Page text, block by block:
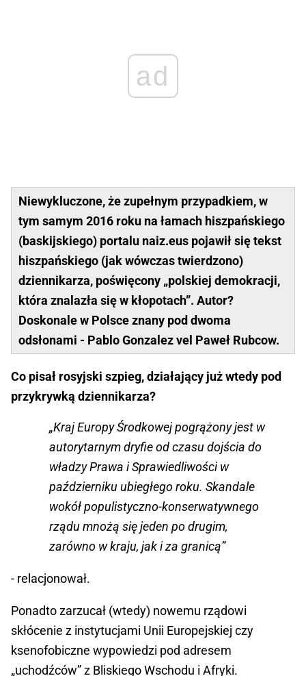
ad
Niewykluczone, że zupełnym przypadkiem, w
tym samym 2016 roku na łamach hiszpańskiego
(baskijskiego) portalu naiz.eus pojawił się tekst
hiszpańskiego (jak wówczas twierdzono)
dziennikarza, poświęcony „polskiej demokracji,
która znalazła się w kłopotach”. Autor?
Doskonale w Polsce znany pod dwoma
odsłonami - Pablo Gonzalez vel Paweł Rubcow.
Co pisał rosyjski szpieg, działający już wtedy pod
przykrywką dziennikarza?
„Kraj Europy Środkowej pogrążony jest w
autorytarnym dryfie od czasu dojścia do
władzy Prawa i Sprawiedliwości w
październiku ubiegłego roku. Skandale
wokół populistyczno-konserwatywnego
rządu mnożą się jeden po drugim,
zarówno w kraju, jak i za granicą”
- relacjonował.
Ponadto zarzucał (wtedy) nowemu rządowi
skłócenie z instytucjami Unii Europejskiej czy
ksenofobiczne wypowiedzi pod adresem
„uchodźców” z Bliskiego Wschodu i Afryki.